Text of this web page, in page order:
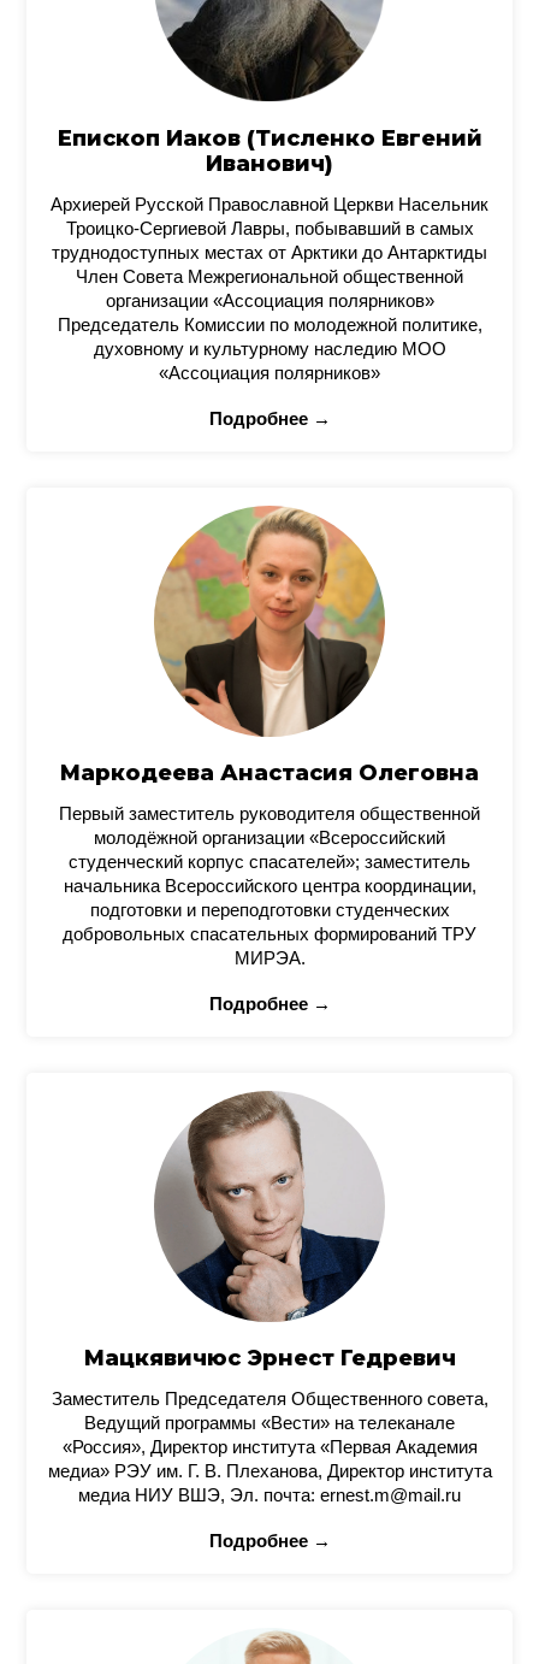
Епископ Иаков (Тисленко Евгений
Иванович)
Архиерей Русской Православной Церкви Насельник
Троицко-Сергиевой Лавры, побывавший в самых
труднодоступных местах от Арктики до Антарктиды
Член Совета Межрегиональной общественной
организации «Ассоциация полярников»
Председатель Комиссии по молодежной политике,
духовному и культурному наследию МОО
«Ассоциация полярников»
Подробнее →
Маркодеева Анастасия Олеговна
Первый заместитель руководителя общественной
молодёжной организации «Всероссийский
студенческий корпус спасателей»; заместитель
начальника Всероссийского центра координации,
подготовки и переподготовки студенческих
добровольных спасательных формирований ТРУ
МИРЭА.
Подробнее →
Мацкявичюс Эрнест Гедревич
Заместитель Председателя Общественного совета,
Ведущий программы «Вести» на телеканале
«Россия», Директор института «Первая Академия
медиа» РЭУ им. Г. В. Плеханова, Директор института
медиа НИУ ВШЭ, Эл. почта: ernest.m@mail.ru
Подробнее →